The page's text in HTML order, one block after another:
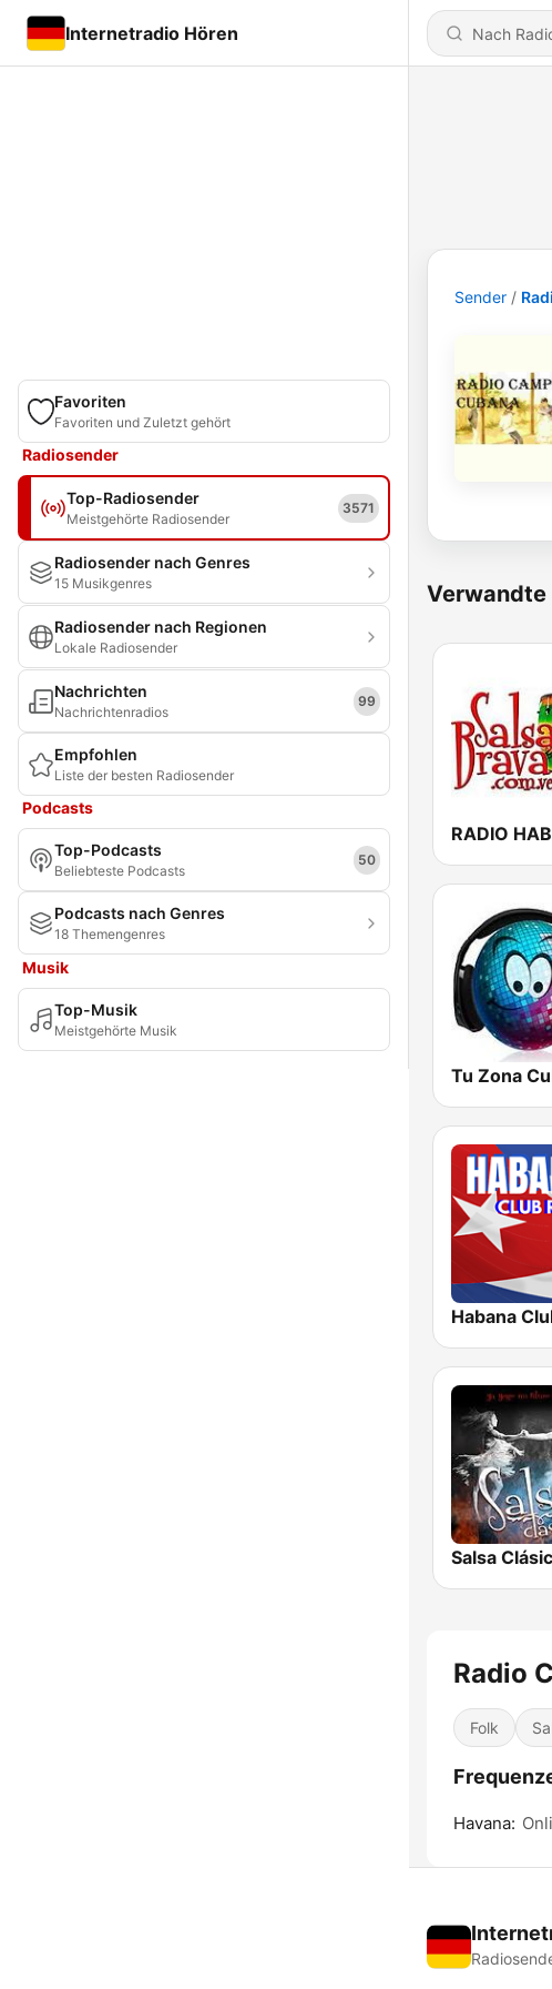
Internetradio Hören
Favoriten
Favoriten und Zuletzt gehört
Radiosender
Top-Radiosender
Meistgehörte Radiosender
3571
Radiosender nach Genres
15 Musikgenres
Radiosender nach Regionen
Lokale Radiosender
Nachrichten
Nachrichtenradios
99
Empfohlen
Liste der besten Radiosender
Podcasts
Top-Podcasts
Beliebteste Podcasts
50
Podcasts nach Genres
18 Themengenres
Musik
Top-Musik
Meistgehörte Musik
Sender
Verwandte
Tu Zona
Salsa
Radio
Folk
Havana: